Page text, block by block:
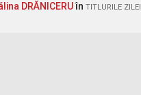
DRĂNICERUîn TITLURILE ZILEI